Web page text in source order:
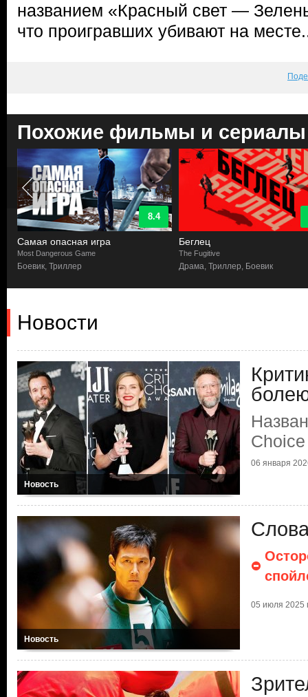
названием «Красный свет —
что проигравших убивают на
Похожие фильмы и сериалы
8.4
Самая опасная игра
Most Dangerous Game
Боевик, Триллер
Беглец
The Fugitive
Драма, Триллер, Боевик
Новости
Новость
06 января
Новость
05 июля 2025